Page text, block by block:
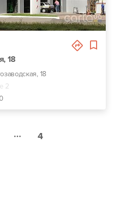
18
18
2
... 4